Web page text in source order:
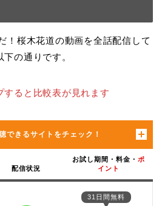
！桜木花道の動画を全話配信して
の通りです。
ると比較表が見れます
できるサイトをチェック！
配信状況
お試し期間・料金・ ポ
イント
31日間無料